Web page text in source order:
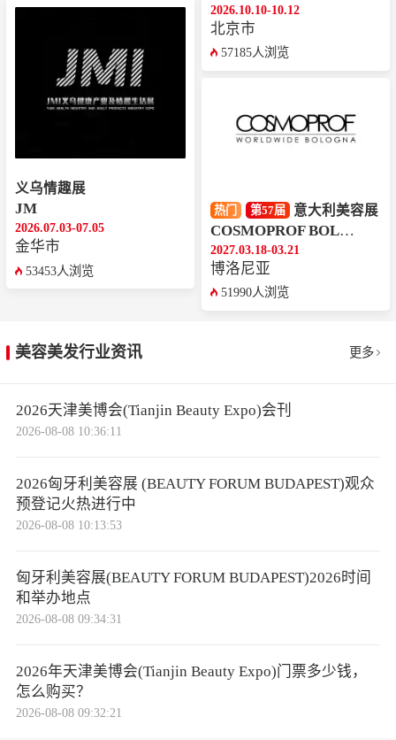
义乌情趣展
JM
2026.07.03-07.05
金华市
53453人浏览
2026.10.10-10.12
北京市
57185人浏览
热门 第57届 意大利美容展
COSMOPROF BOLOGNA
2027.03.18-03.21
博洛尼亚
51990人浏览
美容美发行业资讯 更多
2026天津美博会(Tianjin Beauty Expo)会刊
2026-08-08 10:36:11
2026匈牙利美容展 (BEAUTY FORUM BUDAPEST)观众
预登记火热进行中
2026-08-08 10:13:53
匈牙利美容展(BEAUTY FORUM BUDAPEST)2026时间
和举办地点
2026-08-08 09:34:31
2026年天津美博会(Tianjin Beauty Expo)门票多少钱，
怎么购买？
2026-08-08 09:32:21